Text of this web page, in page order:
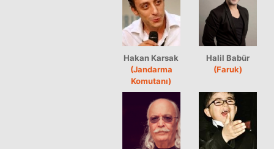
Hakan Karsak
(Jandarma
Komutanı)
Halil Babür
(Faruk)